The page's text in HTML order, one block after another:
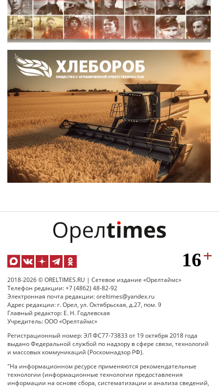
2018-2026 © ORELTIMES.RU | Сетевое издание «Орелтаймс»
Телефон редакции: +7 (4862) 48-82-92
Электронная почта редакции: oreltimes@yandex.ru
Адрес редакции: г. Орел, ул. Октябрьская, д.27, пом. 9
Главный редактор: Е. Н. Годлевская
Учредитель: ООО «Орелтаймс»
Регистрационный номер: ЭЛ ФС77-73833 от 19 октября 2018 года
выдано Федеральной службой по надзору в сфере связи, технологий
и массовых коммуникаций (Роскомнадзор РФ).
"На информационном ресурсе применяются рекомендательные
технологии (информационные технологии предоставления
информации на основе сбора, систематизации и анализа сведений,